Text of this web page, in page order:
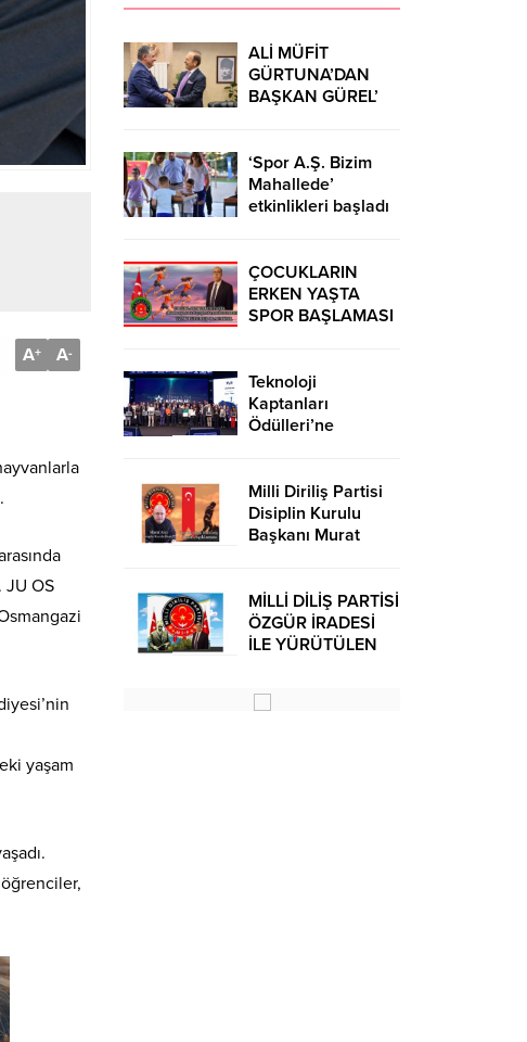
A+ A-
JU OS
yaşam
ALİ MÜFİT
GÜRTUNA’DAN
BAŞKAN GÜREL’
‘Spor A.Ş. Bizim
Mahallede’
etkinlikleri başladı
ÇOCUKLARIN
ERKEN YAŞTA
SPOR BAŞLAMASI
UZAK TUTUMUŞ
OLACAKTIR
Teknoloji
Kaptanları
Ödülleri’ne
Milli Diriliş Partisi
Disiplin Kurulu
Başkanı Murat
Basın Açıklaması
MİLLİ DİLİŞ PARTİSİ
ÖZGÜR İRADESİ
İLE YÜRÜTÜLEN
OLUŞUMUDUR